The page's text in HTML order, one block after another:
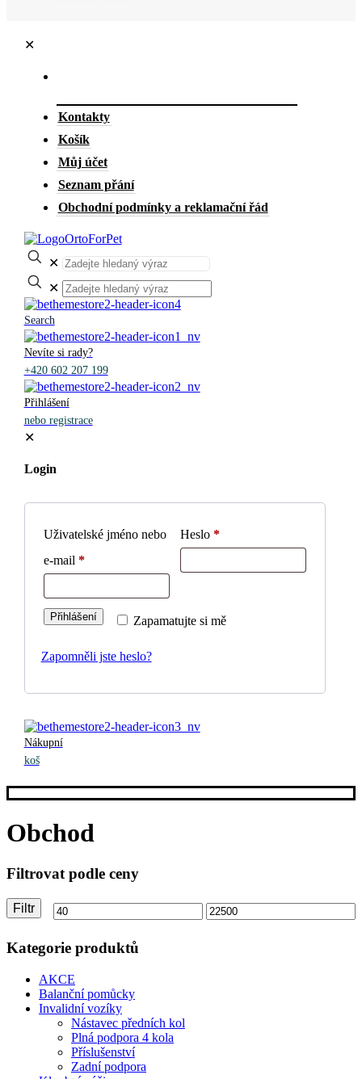
✕
Kontakty
Košík
Můj účet
Seznam přání
Obchodní podmínky a reklamační řád
✕
✕
Search
Nevíte si rady?
+420 602 207 199
Přihlášení
nebo registrace
✕
Login
Uživatelské jméno nebo
e-mail *
Heslo*
Zapamatujte si mě
Přihlášení
Zapomněli jste heslo?
Nákupní
koš
Obchod
Filtrovat podle ceny
Minimální Maximální
Filtr
Kategorie produktů
AKCE
Balanční pomůcky
Invalidní vozíky
Nástavec předních kol
Plná podpora 4 kola
Příslušenství
Zadní podpora